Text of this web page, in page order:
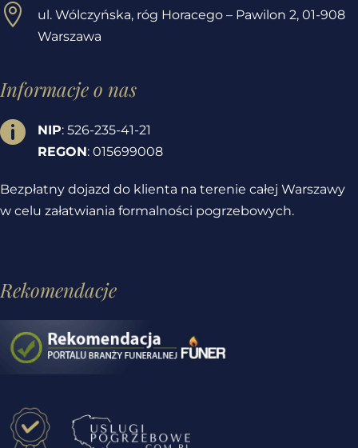
 ul. Wólczyńska, róg Horacego – Pawilon 2, 01-908
Warszawa
Informacje o nas

NIP: 526-235-41-21
REGON: 015699008
Bezpłatny dojazd do klienta na terenie całej Warszawy
w celu załatwiania formalności pogrzebowych.
Rekomendacje